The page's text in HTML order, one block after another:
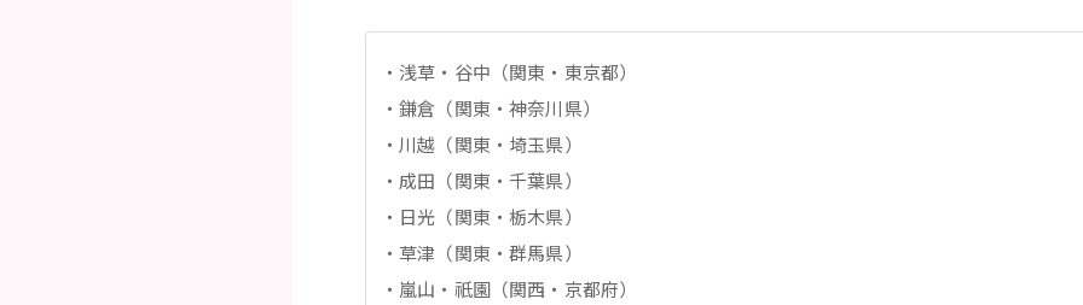
浅草・谷中（関東・東京都）
鎌倉（関東・神奈川県）
川越（関東・埼玉県）
成田（関東・千葉県）
日光（関東・栃木県）
草津（関東・群馬県）
嵐山・祇園（関西・京都府）